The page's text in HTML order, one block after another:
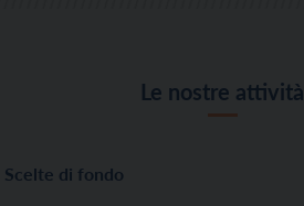
Le nostre attività
Scelte di fondo